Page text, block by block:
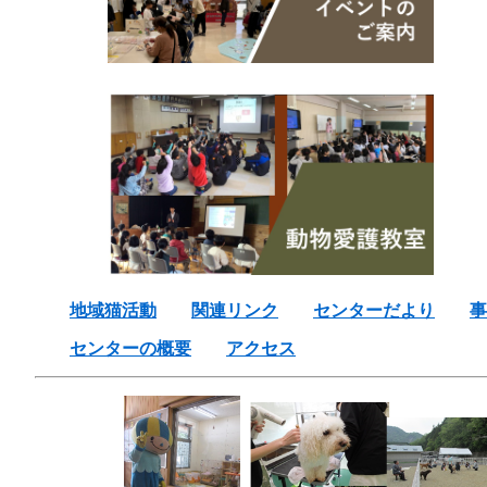
地域猫活動 関連リンク センターだより
センターの概要 アクセス